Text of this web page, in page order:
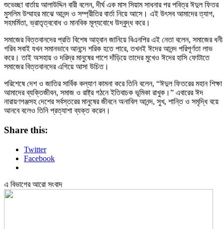
শুভেচ্ছা বার্তায় আলাউদ্দিন বারী বলেন, দীর্ঘ এক মাস সিয়াম সাধনার পর পবিত্র ঈদুল ফিতর
মুসলিম উম্মাহর মাঝে আনন্দ ও সম্প্রীতির বার্তা নিয়ে আসে। এই উৎসব আমাদের ত্যাগ,
সহমর্মিতা, ভ্রাতৃত্ববোধ ও মানবিক মূল্যবোধে উদ্বুদ্ধ করে।
সমাজের বিত্তবানদের প্রতি বিশেষ আহ্বান জানিয়ে বিএনপির এই নেতা বলেন, সমাজের
গরিব সবাই যখন সমানভাবে আনন্দে শরিক হতে পারে, তখনই ঈদের আনন্দ পরিপূর্ণতা লাভ
করে। তাই অসহায় ও দরিদ্র মানুষের পাশে দাঁড়িয়ে তাদের মুখেও ঈদের হাসি ফোটাতে
সমাজের বিত্তবানদের এগিয়ে আসা উচিত।
পরিশেষে দেশ ও জাতির সার্বিক কল্যাণ কামনা করে তিনি বলেন, “ঈদুল ফিতরের মহান শিক্ষা
আমাদের ব্যক্তিজীবন, সমাজ ও রাষ্ট্র গঠনে ইতিবাচক ভূমিকা রাখুক।” এবারের ঈদ
নারায়ণগঞ্জসহ দেশের সর্বস্তরের মানুষের জীবনে অনাবিল আনন্দ, সুখ, শান্তি ও সমৃদ্ধি বয়ে
আনবে বলেও তিনি প্রত্যাশা ব্যক্ত করেন।
Share this:
Twitter
Facebook
এ বিভাগের আরো সংবাদ